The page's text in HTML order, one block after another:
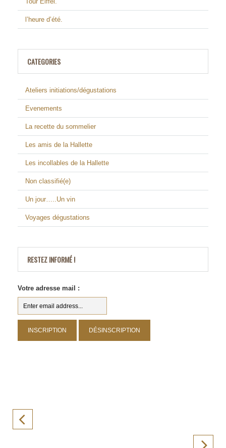
l’heure d’été.
CATEGORIES
Ateliers initiations/dégustations
Evenements
La recette du sommelier
Les amis de la Hallette
Les incollables de la Hallette
Non classifié(e)
Un jour…..Un vin
Voyages dégustations
RESTEZ INFORMÉ !
Votre adresse mail :